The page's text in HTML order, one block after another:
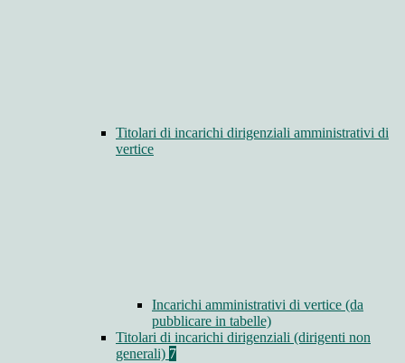
Titolari di incarichi dirigenziali amministrativi di
vertice
Incarichi amministrativi di vertice (da
pubblicare in tabelle)
Titolari di incarichi dirigenziali (dirigenti non
generali) 7